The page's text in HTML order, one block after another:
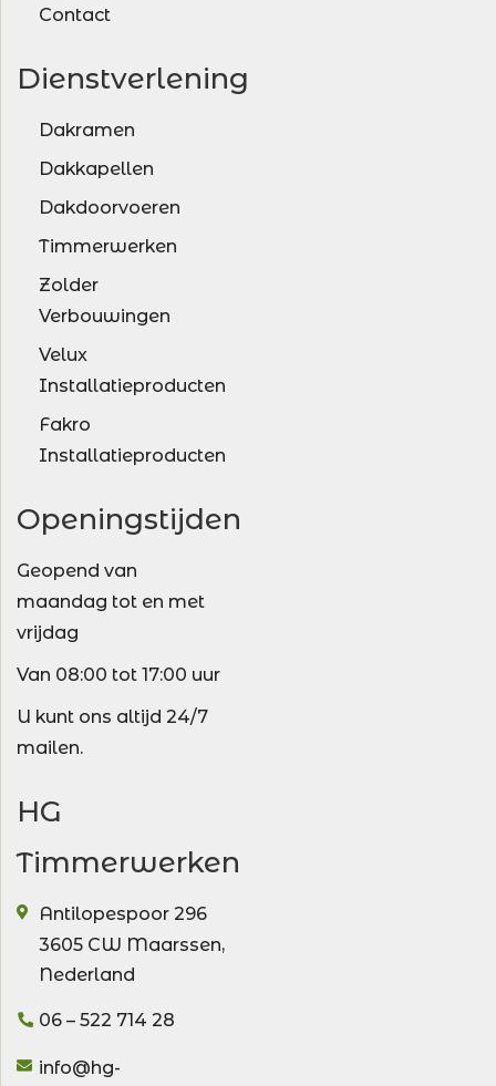
Contact
Dienstverlening
Dakramen
Dakkapellen
Dakdoorvoeren
Timmerwerken
Zolder
Verbouwingen
Velux
Installatieproducten
Fakro
Installatieproducten
Openingstijden
Geopend van
maandag tot en met
vrijdag
Van 08:00 tot 17:00 uur
U kunt ons altijd 24/7
mailen.
HG
Timmerwerken
Antilopespoor 296
3605 CW Maarssen,
Nederland
06 – 522 714 28
info@hg-